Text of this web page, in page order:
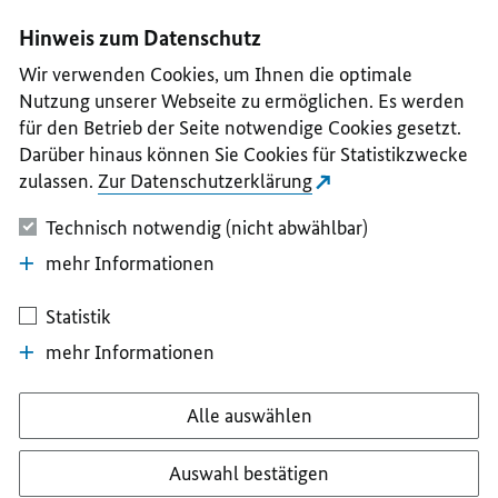
II
III
IV
V
Hinweis zum Datenschutz
Wir verwenden Cookies, um Ihnen die optimale
Nutzung unserer Webseite zu ermöglichen. Es werden
für den Betrieb der Seite notwendige Cookies gesetzt.
Darüber hinaus können Sie Cookies für Statistikzwecke
zulassen. Zur Datenschutzerklärung
Technisch notwendig (nicht abwählbar)
mehr Informationen
Statistik
mehr Informationen
Alle auswählen
Auswahl bestätigen